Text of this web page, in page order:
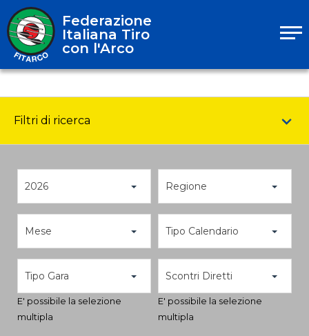
Federazione
Italiana Tiro
con l'Arco
Filtri di ricerca
2026 Regione
Mese Tipo Calendario
Tipo Gara
E' possibile la selezione
multipla
Scontri Diretti
E' possibile la selezione
multipla